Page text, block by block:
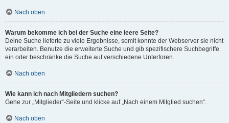
Nach oben
Warum bekomme ich bei der Suche eine leere Seite?
Deine Suche lieferte zu viele Ergebnisse, somit konnte der Webserver sie nicht
verarbeiten. Benutze die erweiterte Suche und gib spezifischere Suchbegriffe
ein oder beschränke die Suche auf verschiedene Unterforen.
Nach oben
Wie kann ich nach Mitgliedern suchen?
Gehe zur „Mitglieder“-Seite und klicke auf „Nach einem Mitglied suchen“.
Nach oben